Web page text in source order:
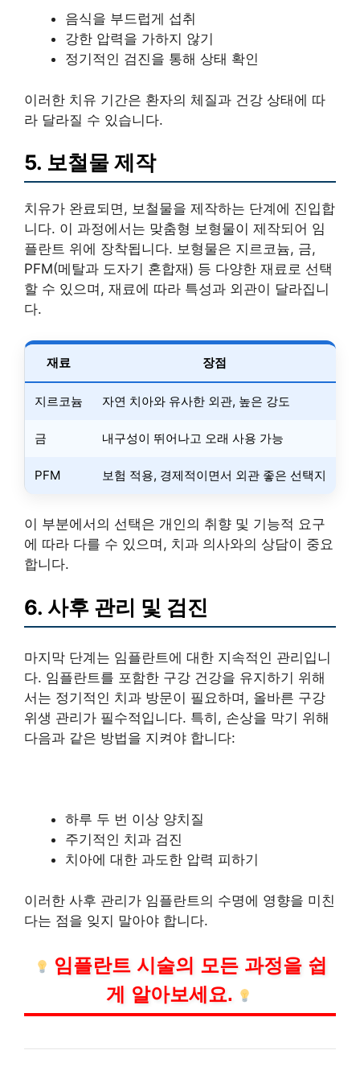
음식을 부드럽게 섭취
강한 압력을 가하지 않기
정기적인 검진을 통해 상태 확인
이러한 치유 기간은 환자의 체질과 건강 상태에 따
라 달라질 수 있습니다.
5. 보철물 제작
치유가 완료되면, 보철물을 제작하는 단계에 진입합
니다. 이 과정에서는 맞춤형 보형물이 제작되어 임
플란트 위에 장착됩니다. 보형물은 지르코늄, 금,
PFM(메탈과 도자기 혼합재) 등 다양한 재료로 선택
할 수 있으며, 재료에 따라 특성과 외관이 달라집니
다.
재료 장점
지르코늄 자연 치아와 유사한 외관, 높은 강도
금 내구성이 뛰어나고 오래 사용 가능
PFM 보험 적용, 경제적이면서 외관 좋은 선택지
이 부분에서의 선택은 개인의 취향 및 기능적 요구
에 따라 다를 수 있으며, 치과 의사와의 상담이 중요
합니다.
6. 사후 관리 및 검진
마지막 단계는 임플란트에 대한 지속적인 관리입니
다. 임플란트를 포함한 구강 건강을 유지하기 위해
서는 정기적인 치과 방문이 필요하며, 올바른 구강
위생 관리가 필수적입니다. 특히, 손상을 막기 위해
다음과 같은 방법을 지켜야 합니다:
하루 두 번 이상 양치질
주기적인 치과 검진
치아에 대한 과도한 압력 피하기
이러한 사후 관리가 임플란트의 수명에 영향을 미친
다는 점을 잊지 말아야 합니다.
임플란트 시술의 모든 과정을 쉽
게 알아보세요.